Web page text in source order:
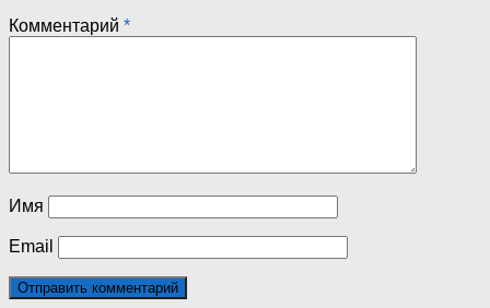
Комментарий *
Имя
Email